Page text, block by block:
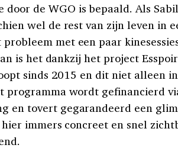
door de WGO is bepaald. Als
wel de rest van zijn leven in
met een paar
is het dankzij het project Esspoir
sinds 2015 en dit niet alleen
programma wordt gefinancierd
en tovert gegarandeerd een
immers concreet en snel